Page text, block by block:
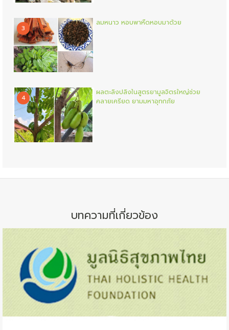
3
ลมหนาว หอบพาหืดหอบมาด้วย
4
ผลตะลิงปลิงในสูตรยามูลจิตรใหญ่ช่วย
คลายเครียด ยามมหาอุทกภัย
บทความที่เกี่ยวข้อง